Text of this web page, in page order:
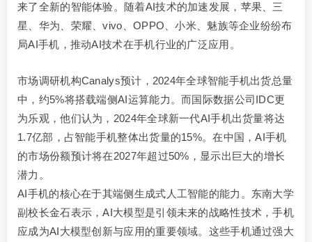
来了全新的智能体验。随着AI技术的加速发展，苹果、三
星、华为、荣耀、vivo、OPPO、小米、魅族等企业纷纷布
局AI手机，推动AI技术在手机行业的广泛应用。
市场调研机构Canalys预计，2024年全球智能手机出货总量
中，约5%将搭载端侧AI运算能力。而国际数据公司IDC更
为乐观，他们认为，2024年全球新一代AI手机出货量将达
1.7亿部，占智能手机整体出货量的15%。在中国，AI手机
的市场份额预计将在2027年超过50%，显示出巨大的增长
潜力。
AI手机的核心在于其端侧生成式人工智能的能力。东南大学
副校长金石表示，AI大模型是引领未来的战略性技术，手机
应成为AI大模型创新与应用的重要领域。这些手机通过强大